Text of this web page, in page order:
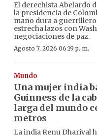
El derechista Abelardo
la presidencia de
mano dura a
estrecha lazos con
negociaciones de paz.
Agosto 7, 2026 06:19 p. m.
Mundo
Una mujer india
Guinness de la
larga del mundo
metros
La india Renu Dhariyal